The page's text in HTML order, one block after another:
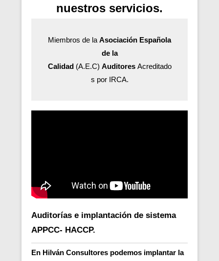
nuestros servicios.
Miembros de la Asociación Española
de la
Calidad(A.E.C) AuditoresAcreditado
s por IRCA.
Auditorías e implantación de sistema
APPCC- HACCP.
En Hilván Consultores podemos implantar la